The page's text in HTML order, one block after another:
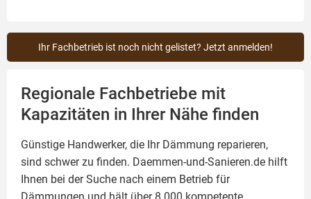
Ihr Fachbetrieb ist noch nicht gelistet? Jetzt anmelden!
Regionale Fachbetriebe mit
Kapazitäten in Ihrer Nähe finden
Günstige Handwerker, die Ihr Dämmung reparieren,
sind schwer zu finden. Daemmen-und-Sanieren.de hilft
Ihnen bei der Suche nach einem Betrieb für